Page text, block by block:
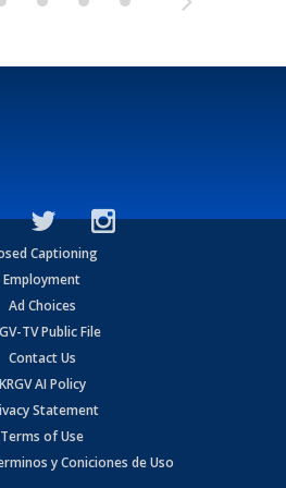
Captioning
Employment
Ad Choices
TV Public File
Contact Us
KRGV AI Policy
Statement
Terms of Use
y Coniciones de Uso